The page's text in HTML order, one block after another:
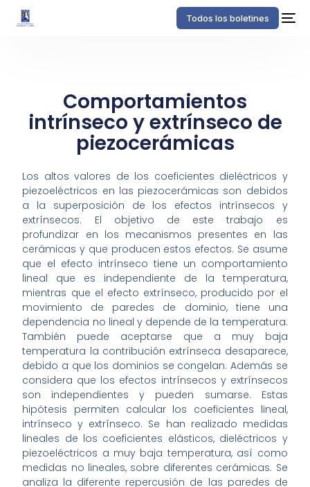
Todos los boletines
Comportamientos
intrínseco y extrínseco de
piezocerámicas
Los altos valores de los coeficientes dieléctricos y
piezoeléctricos en las piezocerámicas son debidos
a la superposición de los efectos intrínsecos y
extrínsecos. El objetivo de este trabajo es
profundizar en los mecanismos presentes en las
cerámicas y que producen estos efectos. Se asume
que el efecto intrínseco tiene un comportamiento
lineal que es independiente de la temperatura,
mientras que el efecto extrínseco, producido por el
movimiento de paredes de dominio, tiene una
dependencia no lineal y depende de la temperatura.
También puede aceptarse que a muy baja
temperatura la contribución extrínseca desaparece,
debido a que los dominios se congelan. Además se
considera que los efectos intrínsecos y extrínsecos
son independientes y pueden sumarse. Estas
hipótesis permiten calcular los coeficientes lineal,
intrínseco y extrínseco. Se han realizado medidas
lineales de los coeficientes elásticos, dieléctricos y
piezoeléctricos a muy baja temperatura, así como
medidas no lineales, sobre diferentes cerámicas. Se
analiza la diferente repercusión de las paredes de